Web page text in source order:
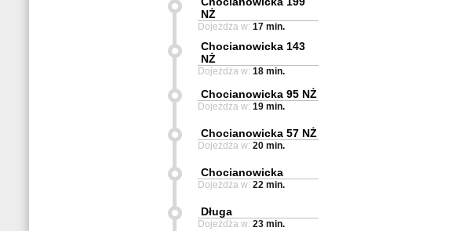
NŻ
Dojeżdża w: 17 min.
Chocianowicka 143
NŻ
Dojeżdża w: 18 min.
Chocianowicka 95 NŻ
Dojeżdża w: 19 min.
Chocianowicka 57 NŻ
Dojeżdża w: 20 min.
Chocianowicka
Dojeżdża w: 22 min.
Długa
Dojeżdża w: 23 min.